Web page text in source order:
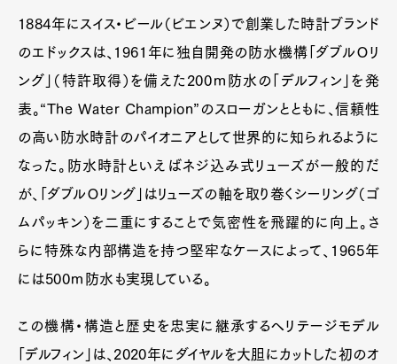
1884年にスイス・ビール（ビエンヌ）で創業した時計ブランド
のエドックスは、1961年に独自開発の防水機構「ダブルＯリ
ング」（特許取得）を備えた200ｍ防水の「デルフィン」を発
表。“The Water Champion”のスローガンとともに、信頼性
の高い防水時計のパイオニアとして世界的に知られるように
なった。防水時計といえばネジ込み式リューズが一般的だ
が、「ダブルＯリング」はリューズの軸を取り巻くシーリング（ゴ
ムパッキン）を二重にすることで気密性を飛躍的に向上。さ
らに特殊な内部構造を持つ堅牢なケースによって、1965年
には500ｍ防水も実現している。
この機構・構造と歴史を忠実に継承するヘリテージモデル
「デルフィン」は、2020年にダイヤルを大胆にカットした初のオ